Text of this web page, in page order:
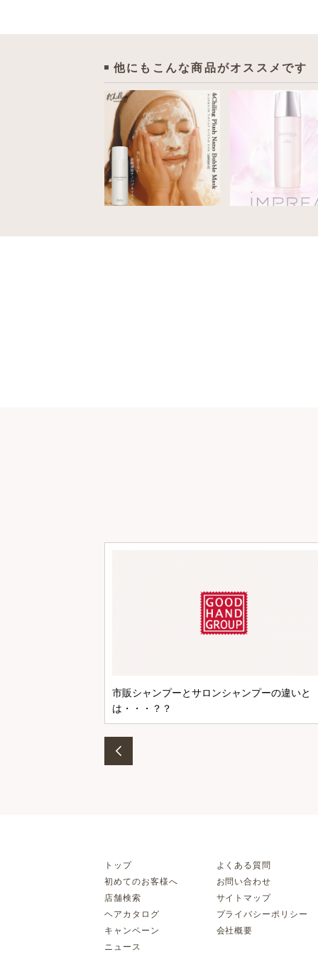
他にもこんな商品がオススメです
市販シャンプーとサロンシャンプーの違いと
は・・・？？
トップ
初めてのお客様へ
店舗検索
ヘアカタログ
キャンペーン
ニュース
よくある質問
お問い合わせ
サイトマップ
プライバシーポリシー
会社概要